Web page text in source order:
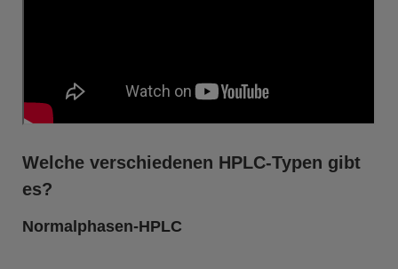
Welche verschiedenen HPLC-Typen gibt
es?
Normalphasen-HPLC